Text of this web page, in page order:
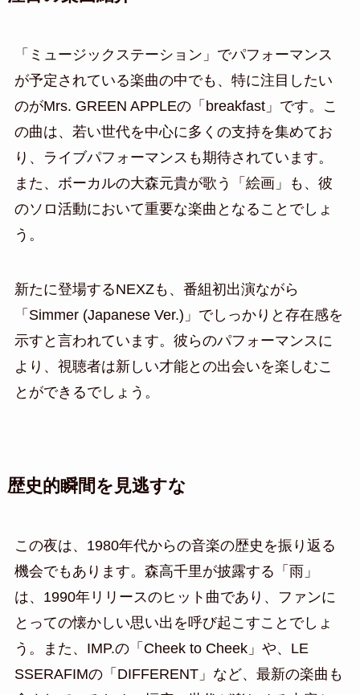
「ミュージックステーション」でパフォーマンス
が予定されている楽曲の中でも、特に注目したい
のがMrs. GREEN APPLEの「breakfast」です。こ
の曲は、若い世代を中心に多くの支持を集めてお
り、ライブパフォーマンスも期待されています。
また、ボーカルの大森元貴が歌う「絵画」も、彼
のソロ活動において重要な楽曲となることでしょ
う。
新たに登場するNEXZも、番組初出演ながら
「Simmer (Japanese Ver.)」でしっかりと存在感を
示すと言われています。彼らのパフォーマンスに
より、視聴者は新しい才能との出会いを楽しむこ
とができるでしょう。
歴史的瞬間を見逃すな
この夜は、1980年代からの音楽の歴史を振り返る
機会でもあります。森高千里が披露する「雨」
は、1990年リリースのヒット曲であり、ファンに
とっての懐かしい思い出を呼び起こすことでしょ
う。また、IMP.の「Cheek to Cheek」や、LE
SSERAFIMの「DIFFERENT」など、最新の楽曲も